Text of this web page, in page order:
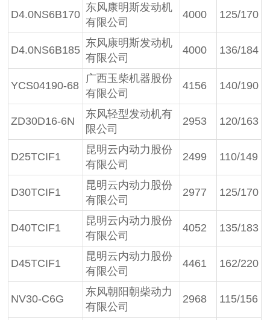
D4.0NS6B170
东风康明斯发动机
有限公司
4000 125/170
D4.0NS6B185
东风康明斯发动机
有限公司
4000 136/184
YCS04190-68
广西玉柴机器股份
有限公司
4156 140/190
ZD30D16-6N
东风轻型发动机有
限公司
2953 120/163
D25TCIF1
昆明云内动力股份
有限公司
2499 110/149
D30TCIF1
昆明云内动力股份
有限公司
2977 125/170
D40TCIF1
昆明云内动力股份
有限公司
4052 135/183
D45TCIF1
昆明云内动力股份
有限公司
4461 162/220
NV30-C6G
东风朝阳朝柴动力
有限公司
2968 115/156